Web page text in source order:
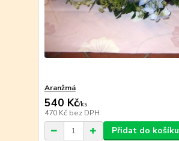
Aranžmá
540 Kč/ks
470 Kč bez DPH
Přidat do košíku